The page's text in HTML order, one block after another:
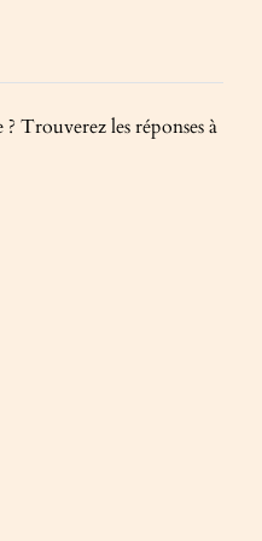
Trouverez les réponses à